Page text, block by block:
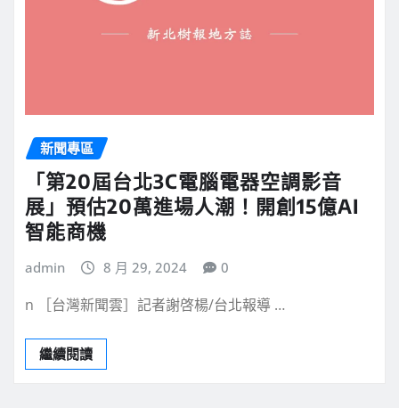
新聞專區
「第20屆台北3C電腦電器空調影音
展」預估20萬進場人潮！開創15億AI
智能商機
admin 8 月 29, 2024 0
n ［台灣新聞雲］記者謝啓楊/台北報導 …
繼續閱讀